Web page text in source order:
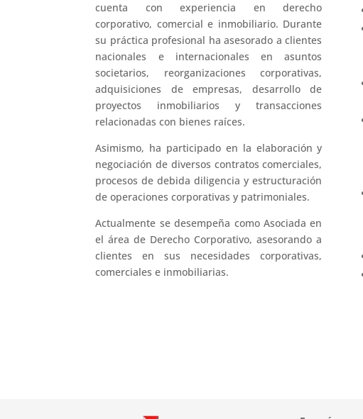
cuenta con experiencia en derecho
corporativo, comercial e inmobiliario. Durante
su práctica profesional ha asesorado a clientes
nacionales e internacionales en asuntos
societarios, reorganizaciones corporativas,
adquisiciones de empresas, desarrollo de
proyectos inmobiliarios y transacciones
relacionadas con bienes raíces.
Asimismo, ha participado en la elaboración y
negociación de diversos contratos comerciales,
procesos de debida diligencia y estructuración
de operaciones corporativas y patrimoniales.
Actualmente se desempeña como Asociada en
el área de Derecho Corporativo, asesorando a
clientes en sus necesidades corporativas,
comerciales e inmobiliarias.